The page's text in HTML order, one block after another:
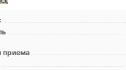
приема